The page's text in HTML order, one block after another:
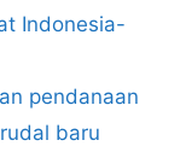
Indonesia-
pendanaan
baru